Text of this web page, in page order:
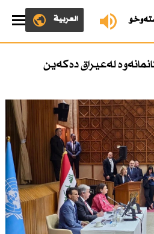
العربية
لەعیراق دەكەین